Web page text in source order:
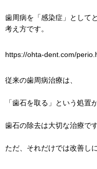
歯周病を「感染症」として
考え方です。
https://ohta-dent.com/
従来の歯周病治療は、
「歯石を取る」という処置
歯石の除去は大切な治療です
ただ、それだけでは改善し